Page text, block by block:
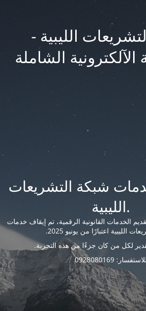
الليبية -
الشاملة
شبكة التشريعات
الليبية.
الخدمات القانونية الرقمية، تم إيقاف خدمات
الليبية اعتبارًا من يونيو 2025.
لكل من كان جزءًا من هذه التجربة.
للاستفسار: 0928080169